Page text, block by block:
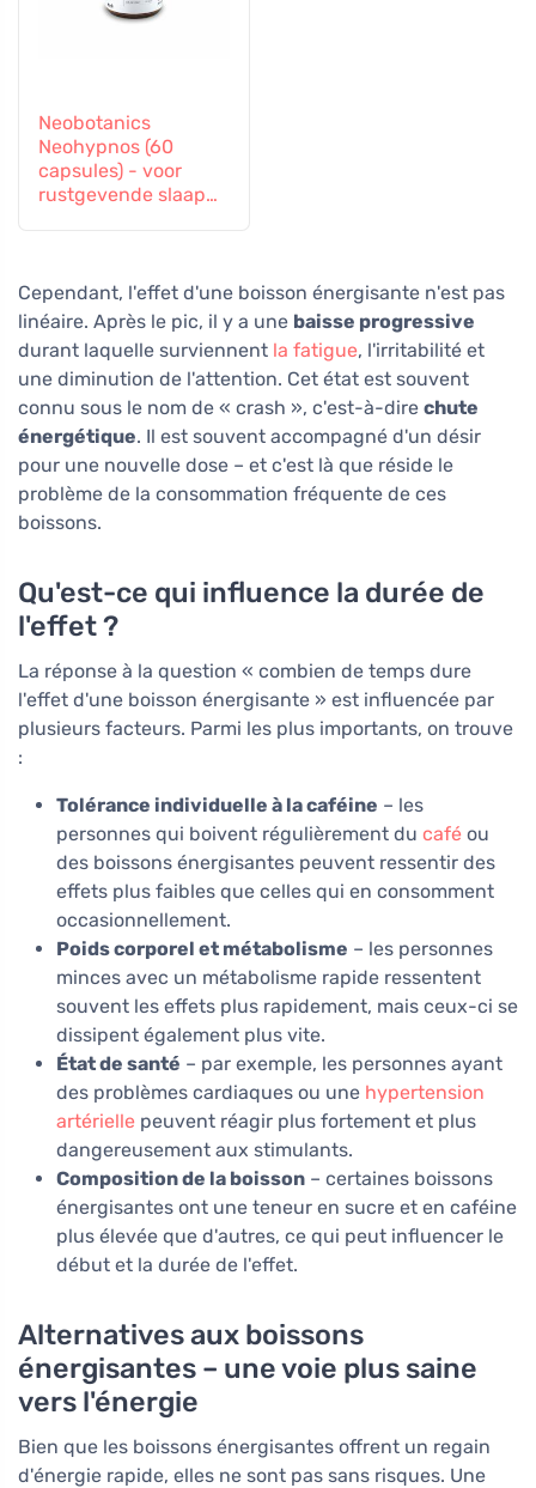
Neobotanics
Neohypnos (60
capsules) - voor
rustgevende slaap
Cependant, l'effet d'une boisson énergisante n'est pas
linéaire. Après le pic, il y a une baisse progressive
durant laquelle surviennent la fatigue, l'irritabilité et
une diminution de l'attention. Cet état est souvent
connu sous le nom de « crash », c'est-à-dire chute
énergétique. Il est souvent accompagné d'un désir
pour une nouvelle dose – et c'est là que réside le
problème de la consommation fréquente de ces
boissons.
Qu'est-ce qui influence la durée de
l'effet ?
La réponse à la question « combien de temps dure
l'effet d'une boisson énergisante » est influencée par
plusieurs facteurs. Parmi les plus importants, on trouve
:
Tolérance individuelle à la caféine – les
personnes qui boivent régulièrement du café ou
des boissons énergisantes peuvent ressentir des
effets plus faibles que celles qui en consomment
occasionnellement.
Poids corporel et métabolisme – les personnes
minces avec un métabolisme rapide ressentent
souvent les effets plus rapidement, mais ceux-ci se
dissipent également plus vite.
État de santé – par exemple, les personnes ayant
des problèmes cardiaques ou une hypertension
artérielle peuvent réagir plus fortement et plus
dangereusement aux stimulants.
Composition de la boisson – certaines boissons
énergisantes ont une teneur en sucre et en caféine
plus élevée que d'autres, ce qui peut influencer le
début et la durée de l'effet.
Alternatives aux boissons
énergisantes – une voie plus saine
vers l'énergie
Bien que les boissons énergisantes offrent un regain
d'énergie rapide, elles ne sont pas sans risques. Une